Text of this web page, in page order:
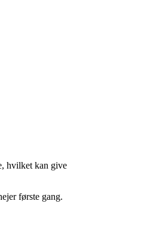
hvilket kan give
første gang.